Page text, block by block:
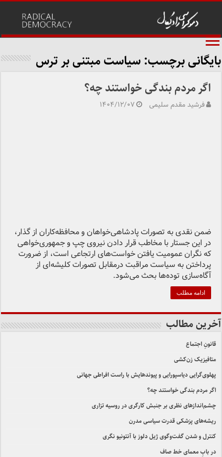
بایگانی برچسب:سیاست مبتنی بر ترس
اگر مردم بندگی خواستند چه؟
فرشید مقدم سلیمی ۱۴۰۴/۱۲/۰۷
ضمن نقدی به تصورات پادشاهی‌خواهان و محافظه‌کاران از گذار،
در این جستار با مخاطب قرار دادن نیروی چپ و جمهوری‌خواهی
که نگران عمومیت یافتن خواست‌های ارتجاعی است، از ضرورت
پرداختن به سیاست مراقبت درمقابل تصورات کلیشه‌ای از
آگاه‌سازی توده‌ها بحث می‌شود.
ادامه مطلب
آخرین مطالب
قانونِ اجتماع
متافیزیک زن‌کشی
پهلوی‌گرایی دیاسپورایی و پیوندهایش با راست افراطی جهانی
اگر مردم بندگی خواستند چه؟
چشم‌اندازهای نظری بر جنبش کارگری در روسیه تزاری
ریشه‌های پزشکی قدرت سیاسی مدرن
کنترل و شدن گفت‌وگوی ژیل دلوز با آنتونیو نگری
در بابِ معمای خط صاف